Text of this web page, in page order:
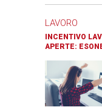
LAVORO
INCENTIVO
APERTE: